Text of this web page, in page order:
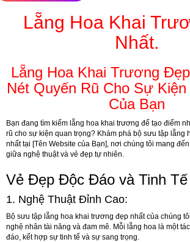
Lẵng Hoa Khai
Nhất.
Lẵng Hoa Khai Trương
Nét Quyến Rũ Cho Sự
Của Bạn
Bạn đang tìm kiếm lẵng hoa khai trương để tạo điểm
rũ cho sự kiện quan trọng? Khám phá bộ sưu tập lẵng
nhất tại [Tên Website của Bạn], nơi chúng tôi mang
giữa nghệ thuật và vẻ đẹp tự nhiên.
Vẻ Đẹp Độc Đáo và Tinh Tế
1. Nghệ Thuật Đỉnh Cao:
Bộ sưu tập lẵng hoa khai trương đẹp nhất của chúng
nghệ nhân tài năng và đam mê. Mỗi lẵng hoa là một
đáo, kết hợp sự tinh tế và sự sang trọng.